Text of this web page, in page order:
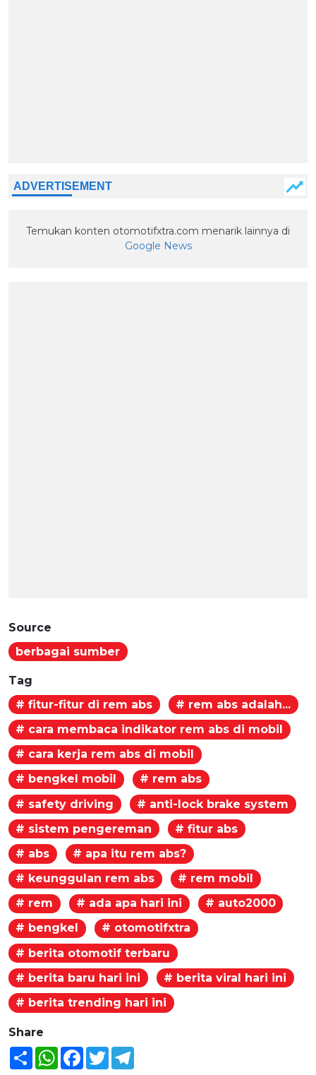
Temukan konten otomotifxtra.com menarik lainnya di
Google News
Source
berbagai sumber
Tag
# fitur-fitur di rem abs
# rem abs adalah...
# cara membaca indikator rem abs di mobil
# cara kerja rem abs di mobil
# bengkel mobil
# rem abs
# safety driving
# anti-lock brake system
# sistem pengereman
# fitur abs
# abs
# apa itu rem abs?
# keunggulan rem abs
# rem mobil
# rem
# ada apa hari ini
# auto2000
# bengkel
# otomotifxtra
# berita otomotif terbaru
# berita baru hari ini
# berita viral hari ini
# berita trending hari ini
Share
Share WhatsAppFacebook
Twitter